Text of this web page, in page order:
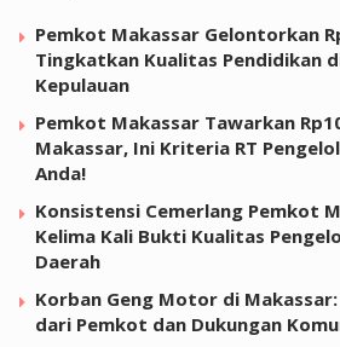
Pemkot Makassar Gelontorkan
Tingkatkan Kualitas Pendidikan
Kepulauan
Pemkot Makassar Tawarkan
Makassar, Ini Kriteria RT
Anda!
Konsistensi Cemerlang Pemkot
Kelima Kali Bukti Kualitas
Daerah
Korban Geng Motor di
dari Pemkot dan Dukungan